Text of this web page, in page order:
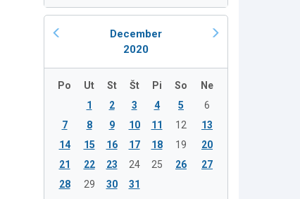
December
2020
Po Ut St Št Pi So
Ne
1
2 3 4 5
6
7
8 9 10 11 12
13
14
15 16 17 18 19
20
21
22 23 24 25 26
27
28
29 30 31